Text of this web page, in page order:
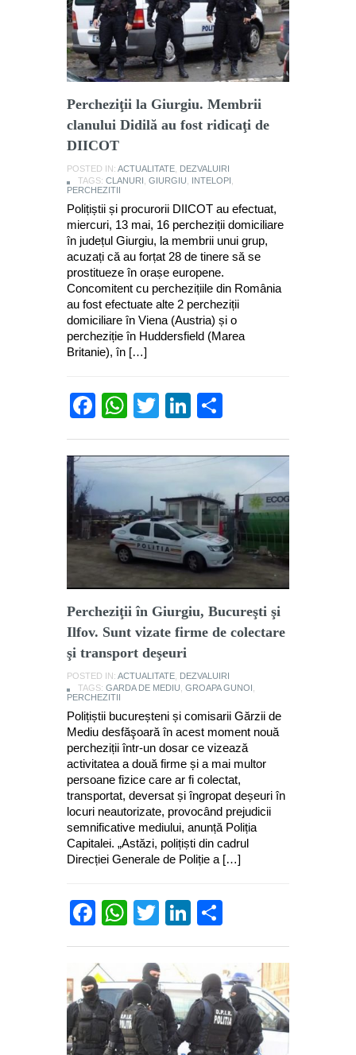
Percheziţii la Giurgiu. Membrii
clanului Didilă au fost ridicaţi de
DIICOT
POSTED IN: ACTUALITATE DEZVALUIRI
TAGS: CLANURI GIURGIU INTELOPI
PERCHEZITII
Polițiștii și procurorii DIICOT au efectuat,
miercuri, 13 mai, 16 percheziții domiciliare
în județul Giurgiu, la membrii unui grup,
acuzați că au forțat 28 de tinere să se
prostitueze în orașe europene.
Concomitent cu perchezițiile din România
au fost efectuate alte 2 percheziții
domiciliare în Viena (Austria) și o
percheziție în Huddersfield (Marea
Britanie), în […]
Facebook
WhatsApp
TwitterLinkedIn
Percheziţii în Giurgiu, Bucureşti şi
Ilfov. Sunt vizate firme de colectare
şi transport deşeuri
POSTED IN: ACTUALITATE DEZVALUIRI
TAGS: GARDA DE MEDIU GROAPA GUNOI
PERCHEZITII
Polițiștii bucureșteni și comisarii Gărzii de
Mediu desfăşoară în acest moment nouă
percheziții într-un dosar ce vizează
activitatea a două firme și a mai multor
persoane fizice care ar fi colectat,
transportat, deversat și îngropat deșeuri în
locuri neautorizate, provocând prejudicii
semnificative mediului, anunță Poliția
Capitalei. „Astăzi, polițiști din cadrul
Direcției Generale de Poliție a […]
Facebook
WhatsApp
TwitterLinkedIn